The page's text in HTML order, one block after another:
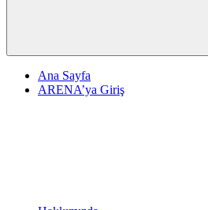
Ana Sayfa
ARENA’ya Giriş